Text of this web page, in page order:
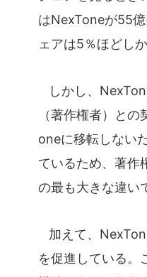
はNexToneが55
ェアは5％ほどしか
しかし、
（著作権者）と
oneに移転しない
ているため、著作
の最も大きな違い
加えて、
を促進している。